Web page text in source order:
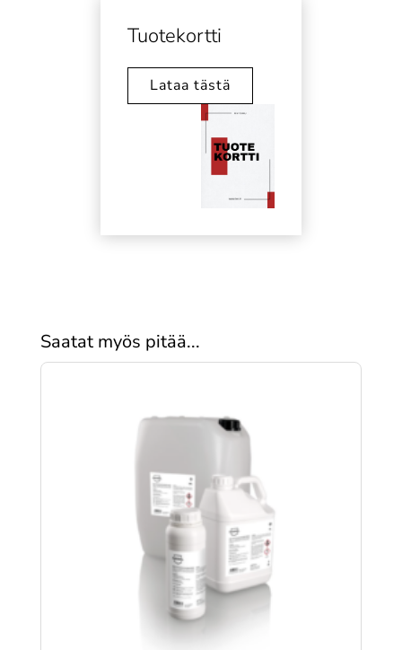
Tuotekortti
Lataa tästä
Saatat myös pitää...